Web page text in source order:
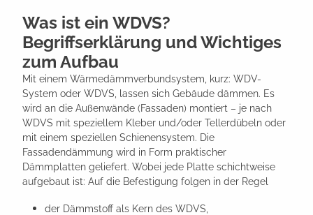
Was ist ein WDVS?
Begriffserklärung und Wichtiges
zum Aufbau
Mit einem Wärmedämmverbundsystem, kurz: WDV-
System oder WDVS, lassen sich Gebäude dämmen. Es
wird an die Außenwände (Fassaden) montiert – je nach
WDVS mit speziellem Kleber und/oder Tellerdübeln oder
mit einem speziellen Schienensystem. Die
Fassadendämmung wird in Form praktischer
Dämmplatten geliefert. Wobei jede Platte schichtweise
aufgebaut ist: Auf die Befestigung folgen in der Regel
der Dämmstoff als Kern des WDVS,